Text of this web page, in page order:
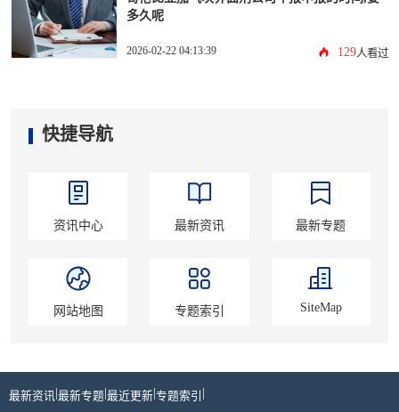
多久呢
2026-02-22 04:13:39 129人看过
快捷导航
资讯中心 最新资讯 最新专题
网站地图 专题索引 SiteMap
最新资讯 |最新专题|最近更新|专题索引 |